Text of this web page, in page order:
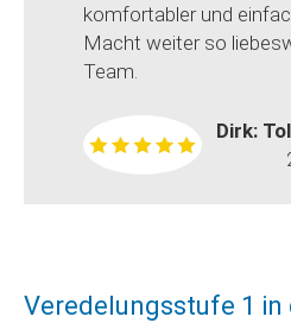
komfortabler und
Macht weiter so
Team.
Dirk:
Veredelungsstufe 1 in